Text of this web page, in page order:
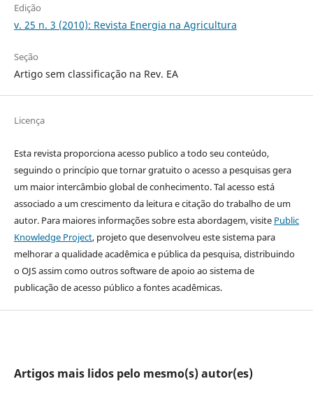
Edição
v. 25 n. 3 (2010): Revista Energia na Agricultura
Seção
Artigo sem classificação na Rev. EA
Licença
Esta revista proporciona acesso publico a todo seu conteúdo,
seguindo o princípio que tornar gratuito o acesso a pesquisas gera
um maior intercâmbio global de conhecimento. Tal acesso está
associado a um crescimento da leitura e citação do trabalho de um
autor. Para maiores informações sobre esta abordagem, visite Public
Knowledge Project, projeto que desenvolveu este sistema para
melhorar a qualidade acadêmica e pública da pesquisa, distribuindo
o OJS assim como outros software de apoio ao sistema de
publicação de acesso público a fontes acadêmicas.
Artigos mais lidos pelo mesmo(s) autor(es)